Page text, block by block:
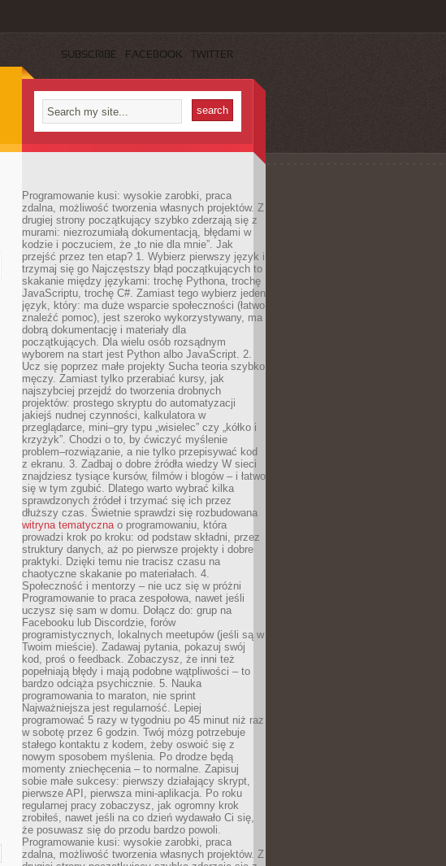
SUBSCRIBE FACEBOOK TWITTER
Programowanie kusi: wysokie zarobki, praca
zdalna, możliwość tworzenia własnych projektów. Z
drugiej strony początkujący szybko zderzają się z
murami: niezrozumiałą dokumentacją, błędami w
kodzie i poczuciem, że „to nie dla mnie”. Jak
przejść przez ten etap? 1. Wybierz pierwszy język i
trzymaj się go Najczęstszy błąd początkujących to
skakanie między językami: trochę Pythona, trochę
JavaScriptu, trochę C#. Zamiast tego wybierz jeden
język, który: ma duże wsparcie społeczności (łatwo
znaleźć pomoc), jest szeroko wykorzystywany, ma
dobrą dokumentację i materiały dla
początkujących. Dla wielu osób rozsądnym
wyborem na start jest Python albo JavaScript. 2.
Ucz się poprzez małe projekty Sucha teoria szybko
męczy. Zamiast tylko przerabiać kursy, jak
najszybciej przejdź do tworzenia drobnych
projektów: prostego skryptu do automatyzacji
jakiejś nudnej czynności, kalkulatora w
przeglądarce, mini–gry typu „wisielec” czy „kółko i
krzyżyk”. Chodzi o to, by ćwiczyć myślenie
problem–rozwiązanie, a nie tylko przepisywać kod
z ekranu. 3. Zadbaj o dobre źródła wiedzy W sieci
znajdziesz tysiące kursów, filmów i blogów – i łatwo
się w tym zgubić. Dlatego warto wybrać kilka
sprawdzonych źródeł i trzymać się ich przez
dłuższy czas. Świetnie sprawdzi się rozbudowana
witryna tematycznao programowaniu, która
prowadzi krok po kroku: od podstaw składni, przez
struktury danych, aż po pierwsze projekty i dobre
praktyki. Dzięki temu nie tracisz czasu na
chaotyczne skakanie po materiałach. 4.
Społeczność i mentorzy – nie ucz się w próżni
Programowanie to praca zespołowa, nawet jeśli
uczysz się sam w domu. Dołącz do: grup na
Facebooku lub Discordzie, forów
programistycznych, lokalnych meetupów (jeśli są w
Twoim mieście). Zadawaj pytania, pokazuj swój
kod, proś o feedback. Zobaczysz, że inni też
popełniają błędy i mają podobne wątpliwości – to
bardzo odciąża psychicznie. 5. Nauka
programowania to maraton, nie sprint
Najważniejsza jest regularność. Lepiej
programować 5 razy w tygodniu po 45 minut niż raz
w sobotę przez 6 godzin. Twój mózg potrzebuje
stałego kontaktu z kodem, żeby oswoić się z
nowym sposobem myślenia. Po drodze będą
momenty zniechęcenia – to normalne. Zapisuj
sobie małe sukcesy: pierwszy działający skrypt,
pierwsze API, pierwsza mini-aplikacja. Po roku
regularnej pracy zobaczysz, jak ogromny krok
zrobiłeś, nawet jeśli na co dzień wydawało Ci się,
że posuwasz się do przodu bardzo powoli.
Programowanie kusi: wysokie zarobki, praca
zdalna, możliwość tworzenia własnych projektów. Z